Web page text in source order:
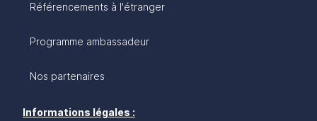
Référencements à l'étranger
Programme ambassadeur
Nos partenaires
Informations légales :